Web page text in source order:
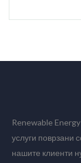
Renewable
услуги поврзани
нашите клиенти